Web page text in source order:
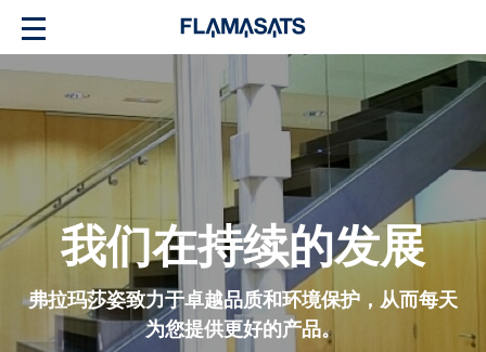
我们在持续的发展
弗拉玛莎姿致力于卓越品质和环境保护，从而每天
为您提供更好的产品。